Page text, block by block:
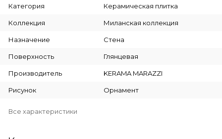
Категория Керамическая плитка
Коллекция Миланская коллекция
Назначение Стена
Поверхность Глянцевая
Производитель KERAMA MARAZZI
Рисунок Орнамент
Все характеристики